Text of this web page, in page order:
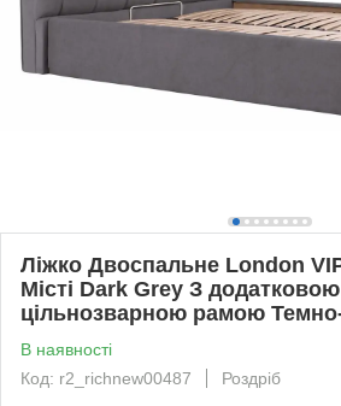
Ліжко Двоспальне London
Місті Dark Grey З
цільнозварною рамою
В наявності
Код: r2_richnew00487
Роздріб